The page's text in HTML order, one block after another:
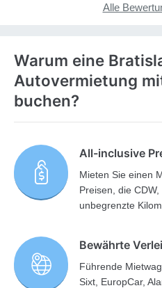
Alle
Warum eine
Autovermietung
buchen?
All-inclusive
Mieten Sie einen
Preisen, die
unbegrenzte
Bewährte
Führende
Sixt, EuropCar,